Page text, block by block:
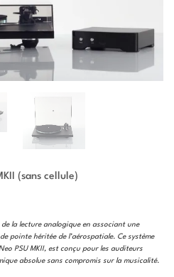
(sans cellule)
la lecture analogique en associant une
pointe héritée de l’aérospatiale. Ce système
PSU MKII, est conçu pour les auditeurs
absolue sans compromis sur la musicalité.